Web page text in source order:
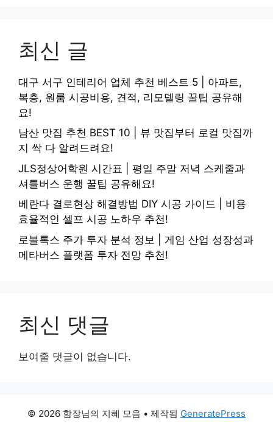
최신 글
대구 서구 인테리어 업체 추천 베스트 5 | 아파트,
복층, 원룸 시공비용, 견적, 리모델링 꿀팁 공유해
요!
남산 맛집 추천 BEST 10 | 뷰 맛집부터 로컬 맛집까
지 싹 다 알려드려요!
JLS정상어학원 시간표 | 평일 주말 저녁 스케줄과
셔틀버스 운행 꿀팁 공유해요!
베란다 결로현상 해결방법 DIY 시공 가이드 | 비용
효율적인 셀프 시공 노하우 추천!
로블록스 주가 투자 분석 정보 | 게임 산업 성장성과
메타버스 플랫폼 투자 전망 추천!
최신 댓글
보여줄 댓글이 없습니다.
© 2026 함장님의 지혜 모음 • 제작됨 GeneratePress